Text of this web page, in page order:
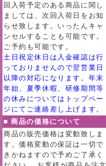
回入荷予定のある商品に関し
ましては、次回入荷日をお知
らせ致します。いったんキャ
ンセルすることも可能です。
ご予約も可能です。
土日祝定休日は入金確認は行
っておりませんので翌営業日
以降の対応になります。年末
年始、夏季休暇、研修期間等
の休みについてはトップペー
ジにてご連絡差し上げます。
■ 商品の価格について
商品の販売価格は変動致しま
す。価格変動の保証は一切で
きかねますので予めご了承く